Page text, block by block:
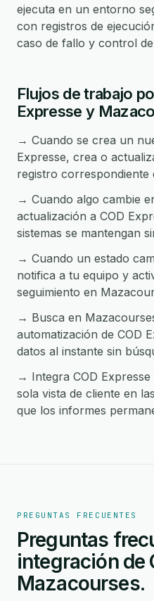
ejecuta en un entorno
con registros de
caso de fallo y control
Flujos de trabajo
Expresse y
→ Cuando se crea un
Expresse, crea o
registro correspondiente
→ Cuando algo cambie
actualización a COD
sistemas se mantengan
→ Cuando un estado
notifica a tu equipo y
seguimiento en
→ Busca en
automatización de COD
datos al instante sin
→ Integra COD
sola vista de cliente en
que los informes
PREGUNTAS FRECUENTES
Preguntas
integración de
Mazacourses.